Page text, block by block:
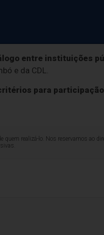
5,9% de distorção
no WhatsApp
entre instituições
e da CDL.
para
quem realizá-lo. Nos reservamos ao